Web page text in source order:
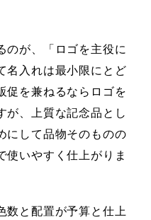
のが、「ロゴを主役に
名入れは最小限にとど
促を兼ねるならロゴを
が、上質な記念品とし
にして品物そのものの
使いやすく仕上がりま
数と配置が予算と仕上